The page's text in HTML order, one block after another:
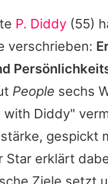
Alle Themen
App
P. Diddy (55)
verschrieben:
People sechs
with Diddy"
gespickt
Star erklärt